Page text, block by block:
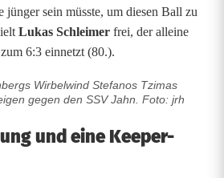
jünger sein müsste, um diesen Ball zu
Lukas Schleimer frei, der alleine
6:3 einnetzt (80.).
Wirbelwind Stefanos Tzimas
gegen den SSV Jahn. Foto: jrh
und eine Keeper-